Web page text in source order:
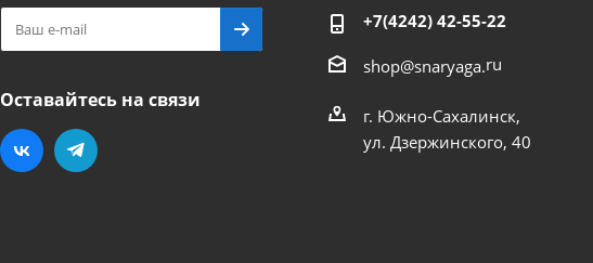
Оставайтесь на связи
+7(4242) 42-55-22
shop@snaryaga.ru
г. Южно-Сахалинск,
ул. Дзержинского, 40